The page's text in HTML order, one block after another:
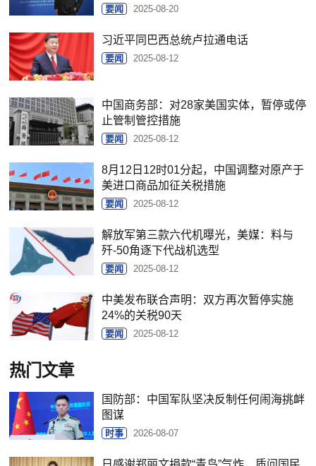
要闻 2025-08-20
习近平同巴西总统卢拉通电话
要闻 2025-08-12
中国商务部：对28家美国实体，暂停或停
止管制管控措施
要闻 2025-08-12
8月12日12时01分起，中国调整对原产于
美进口商品加征关税措施
要闻 2025-08-12
解放军第三款六代机曝光，美媒：料与
歼-50角逐下代战机选型
要闻 2025-08-12
中美发布联合声明：双方再次暂停实施
24%的关税90天
要闻 2025-08-12
热门文章
国防部：中国军队坚决反制任何闹海挑衅
图谋
时事 2026-08-07